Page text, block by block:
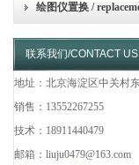
绘图仪置换 /
联系我们/CONTACT US
地址：北京海淀区中关村
销售：13552267255
技术：18911440479
邮箱：liuju0479@163.com